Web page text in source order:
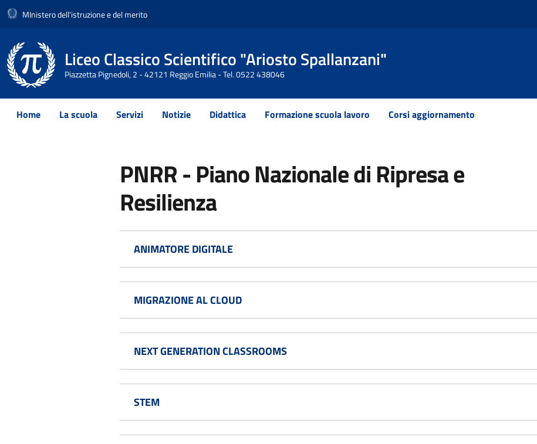
MInistero dell'istruzione e del merito
Liceo Classico Scientifico "Ariosto Spallanzani"
Piazzetta Pignedoli, 2 - 42121 Reggio Emilia - Tel. 0522 438046
Home La scuola Servizi Notizie Didattica Formazione scuola lavoro Corsi aggiornamento
PNRR - Piano Nazionale di Ripresa e
Resilienza
ANIMATORE DIGITALE
MIGRAZIONE AL CLOUD
NEXT GENERATION CLASSROOMS
STEM